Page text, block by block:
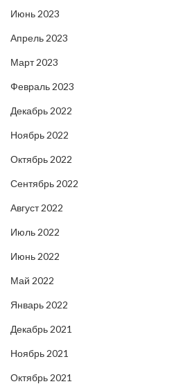
Июнь 2023
Апрель 2023
Март 2023
Февраль 2023
Декабрь 2022
Ноябрь 2022
Октябрь 2022
Сентябрь 2022
Август 2022
Июль 2022
Июнь 2022
Май 2022
Январь 2022
Декабрь 2021
Ноябрь 2021
Октябрь 2021